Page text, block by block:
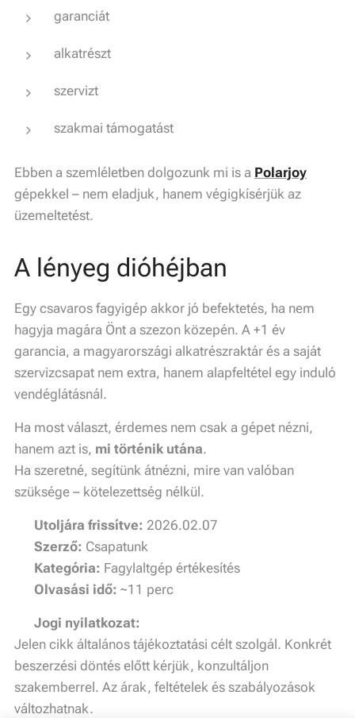
garanciát
alkatrészt
szervizt
szakmai támogatást
Ebben a szemléletben dolgozunk mi is a Polarjoy
gépekkel – nem eladjuk, hanem végigkísérjük az
üzemeltetést.
A lényeg dióhéjban
Egy csavaros fagyigép akkor jó befektetés, ha nem
hagyja magára Önt a szezon közepén. A +1 év
garancia, a magyarországi alkatrészraktár és a saját
szervizcsapat nem extra, hanem alapfeltétel egy induló
vendéglátásnál.
Ha most választ, érdemes nem csak a gépet nézni,
hanem azt is, mi történik utána.
Ha szeretné, segítünk átnézni, mire van valóban
szüksége – kötelezettség nélkül.
✏️ Utoljára frissítve: 2026.02.07
👤 Szerző: Csapatunk
🏷️ Kategória: Fagylaltgép értékesítés
⏱️ Olvasási idő: ~11 perc
⚠️ Jogi nyilatkozat:
Jelen cikk általános tájékoztatási célt szolgál. Konkrét
beszerzési döntés előtt kérjük, konzultáljon
szakemberrel. Az árak, feltételek és szabályozások
változhatnak.